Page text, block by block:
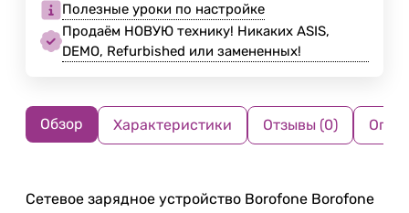
Полезные уроки по настройке
Продаём НОВУЮ технику! Никаких ASIS,
DEMO, Refurbished или замененных!
Обзор Характеристики Отзывы (0)
Сетевое зарядное устройство Borofone Borofone